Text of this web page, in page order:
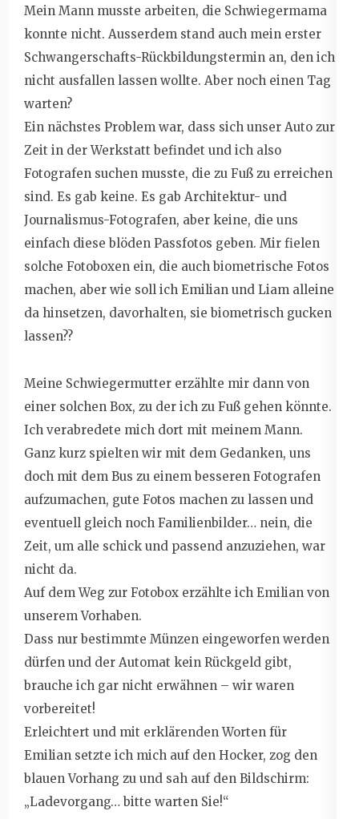
Mein Mann musste arbeiten, die Schwiegermama
konnte nicht. Ausserdem stand auch mein erster
Schwangerschafts-Rückbildungstermin an, den ich
nicht ausfallen lassen wollte. Aber noch einen Tag
warten?
Ein nächstes Problem war, dass sich unser Auto zur
Zeit in der Werkstatt befindet und ich also
Fotografen suchen musste, die zu Fuß zu erreichen
sind. Es gab keine. Es gab Architektur- und
Journalismus-Fotografen, aber keine, die uns
einfach diese blöden Passfotos geben. Mir fielen
solche Fotoboxen ein, die auch biometrische Fotos
machen, aber wie soll ich Emilian und Liam alleine
da hinsetzen, davorhalten, sie biometrisch gucken
lassen??
Meine Schwiegermutter erzählte mir dann von
einer solchen Box, zu der ich zu Fuß gehen könnte.
Ich verabredete mich dort mit meinem Mann.
Ganz kurz spielten wir mit dem Gedanken, uns
doch mit dem Bus zu einem besseren Fotografen
aufzumachen, gute Fotos machen zu lassen und
eventuell gleich noch Familienbilder… nein, die
Zeit, um alle schick und passend anzuziehen, war
nicht da.
Auf dem Weg zur Fotobox erzählte ich Emilian von
unserem Vorhaben.
Dass nur bestimmte Münzen eingeworfen werden
dürfen und der Automat kein Rückgeld gibt,
brauche ich gar nicht erwähnen – wir waren
vorbereitet!
Erleichtert und mit erklärenden Worten für
Emilian setzte ich mich auf den Hocker, zog den
blauen Vorhang zu und sah auf den Bildschirm:
„Ladevorgang… bitte warten Sie!“